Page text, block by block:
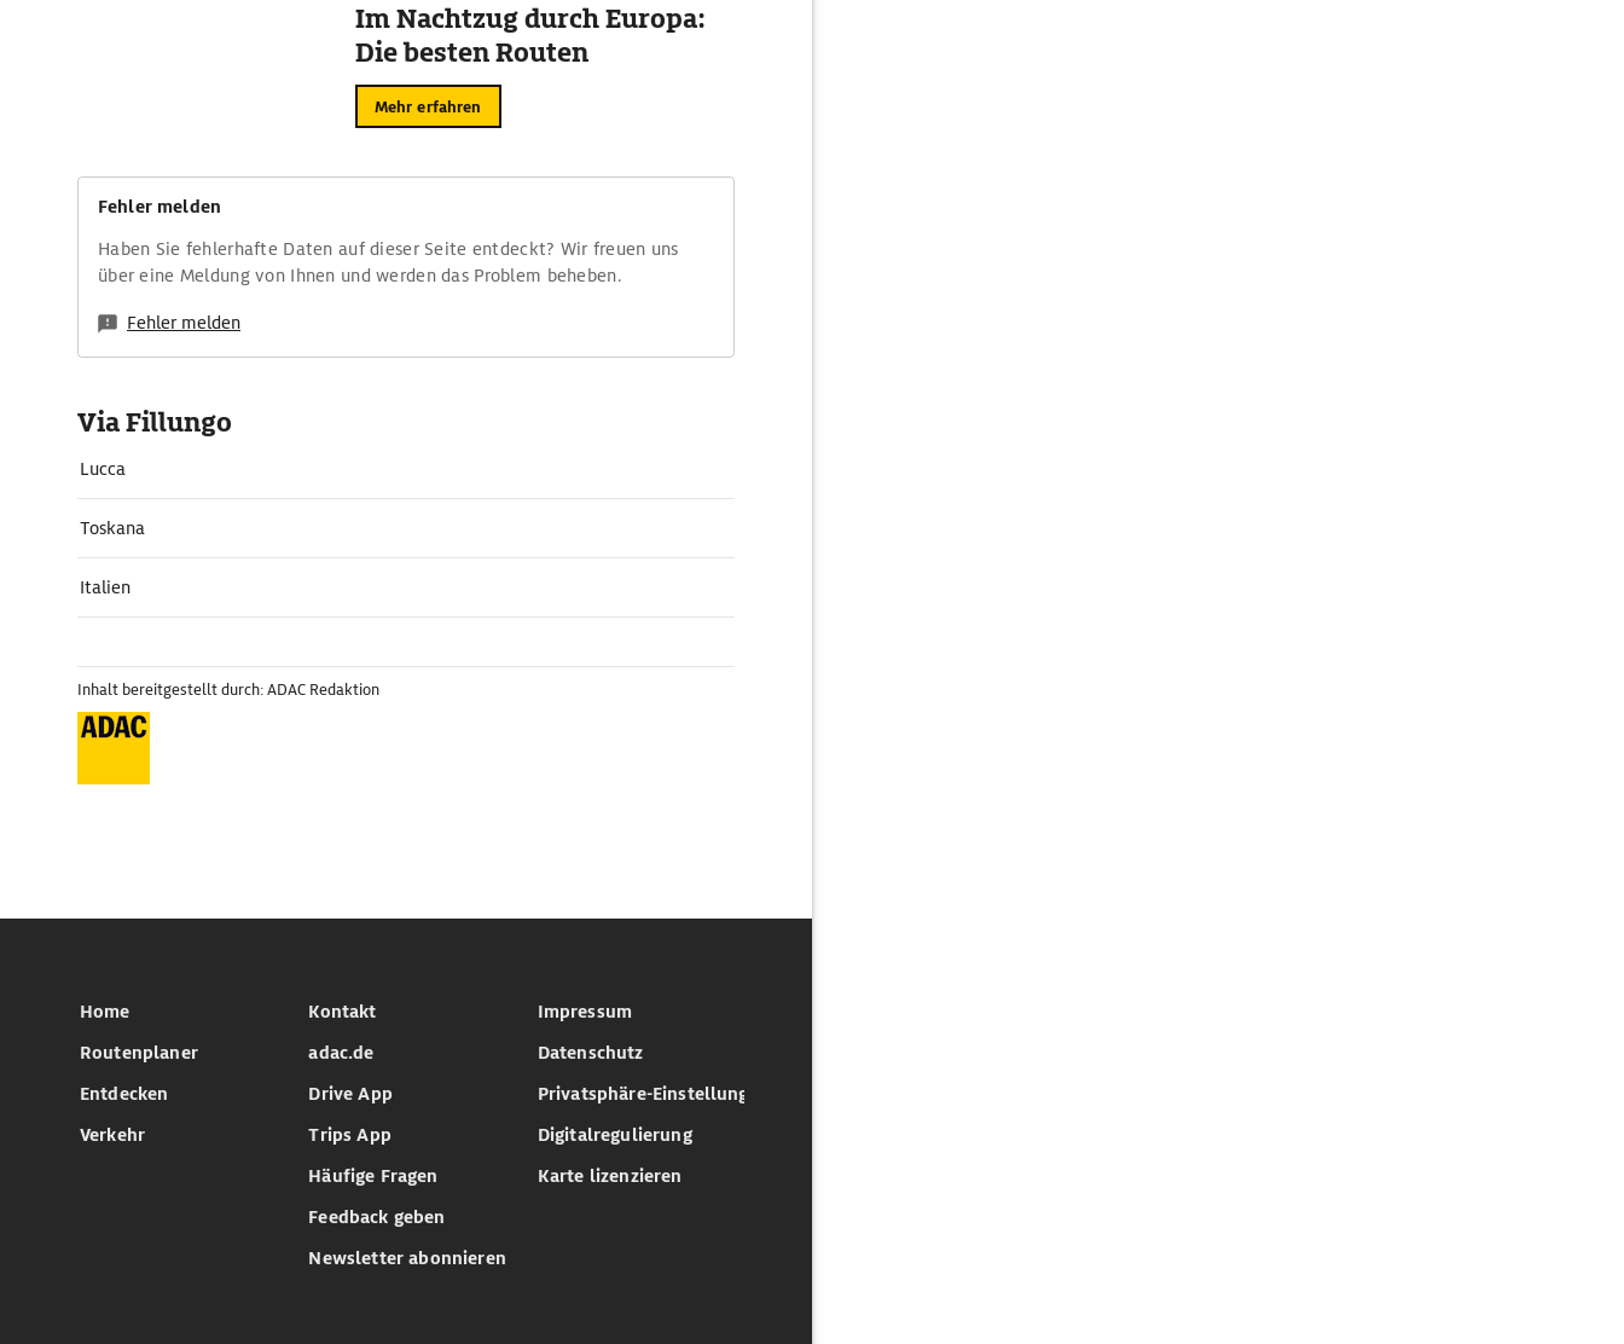
Im Nachtzug durch Europa:
Die besten Routen
Mehr erfahren
Fehler melden
Haben Sie fehlerhafte Daten auf dieser Seite entdeckt? Wir freuen uns
über eine Meldung von Ihnen und werden das Problem beheben.
Fehler melden
Via Fillungo
Lucca
Toskana
Italien
Inhalt bereitgestellt durch: ADAC Redaktion
Home
Routenplaner
Entdecken
Verkehr
Kontakt
adac.de
Drive App
Trips App
Häufige Fragen
Feedback geben
Newsletter abonnieren
Impressum
Datenschutz
Privatsphäre-Einstellungen
Digitalregulierung
Karte lizenzieren